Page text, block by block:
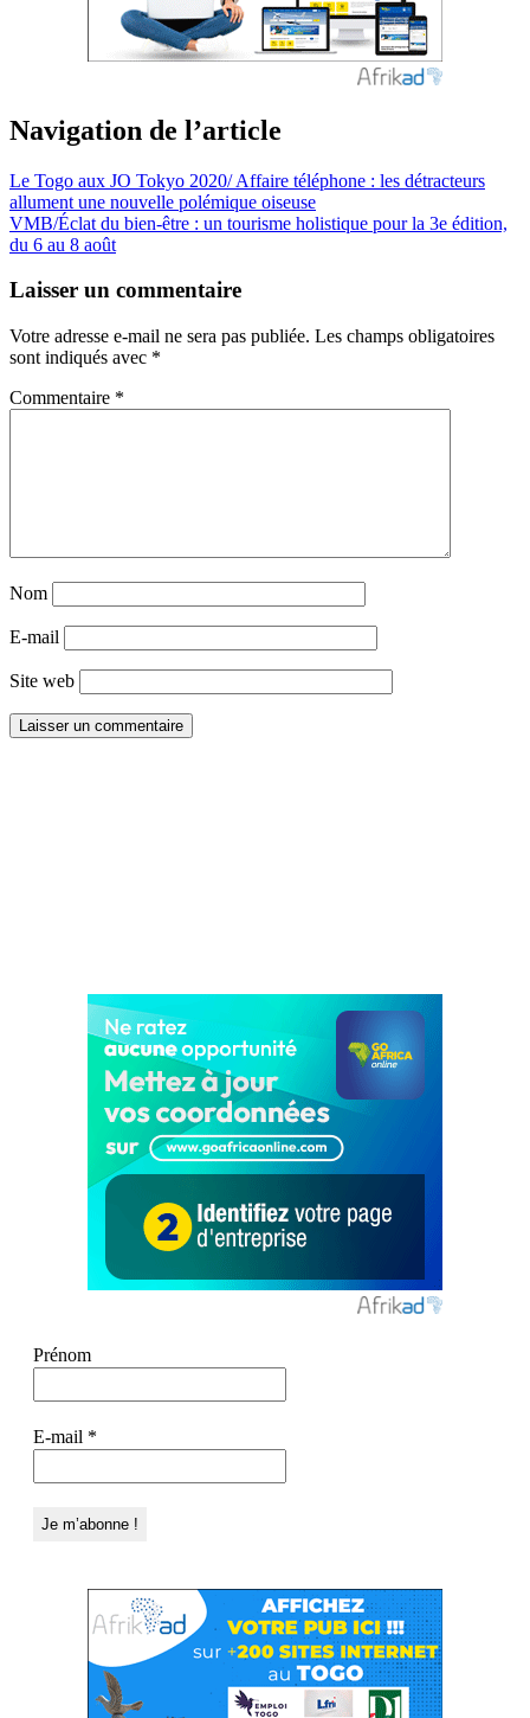
Navigation de l’article
Le Togo aux JO Tokyo 2020/ Affaire téléphone : les détracteurs
allument une nouvelle polémique oiseuse
VMB/Éclat du bien-être : un tourisme holistique pour la 3e édition,
du 6 au 8 août
Laisser un commentaire
Votre adresse e-mail ne sera pas publiée. Les champs obligatoires
sont indiqués avec *
Commentaire *
Nom
E-mail
Site web
Prénom
E-mail *